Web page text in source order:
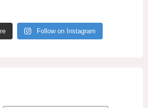
Follow on Instagram